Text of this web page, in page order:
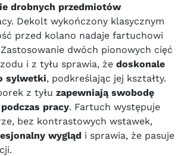
drobnych przedmiotów
Dekolt wykończony klasycznym
przed kolano nadaje fartuchowi
dwóch pionowych cięć
i z tyłu sprawia, że doskonale
sylwetki, podkreślając jej kształty.
z tyłu zapewniają swobodę
pracy. Fartuch występuje
bez kontrastowych wstawek,
wygląd i sprawia, że pasuje